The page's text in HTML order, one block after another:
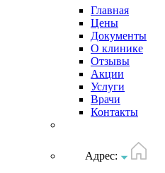
Главная
Цены
Документы
О клинике
Отзывы
Акции
Услуги
Врачи
Контакты
Адрес: